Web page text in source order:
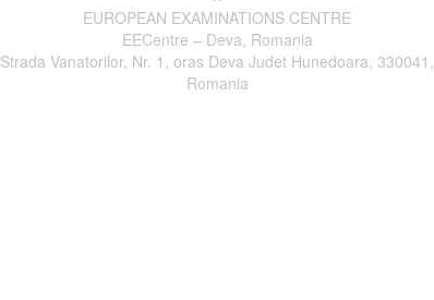
EUROPEAN EXAMINATIONS CENTRE
EECentre – Deva, Romania
Strada Vanatorilor, Nr. 1, oras Deva Judet Hunedoara, 330041,
Romania